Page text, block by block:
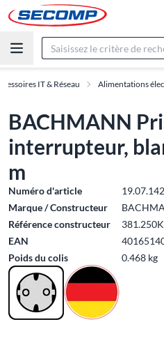
IT & Réseau Alimentations
BACHMANN
interrupteur,
m
Numéro d'article
Marque / Constructeur
Référence constructeur
381.250K
EAN
Poids du colis
0.468 kg